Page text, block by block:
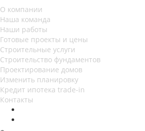
О компании
Наша команда
Наши работы
Готовые проекты и цены
Строительные услуги
Строительство фундаментов
Проектирование домов
Изменить планировку
Кредит ипотека trade-in
Контакты